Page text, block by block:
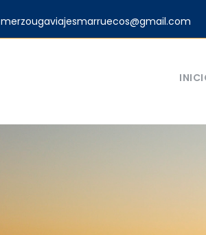
merzougaviajesmarruecos@gmail.com